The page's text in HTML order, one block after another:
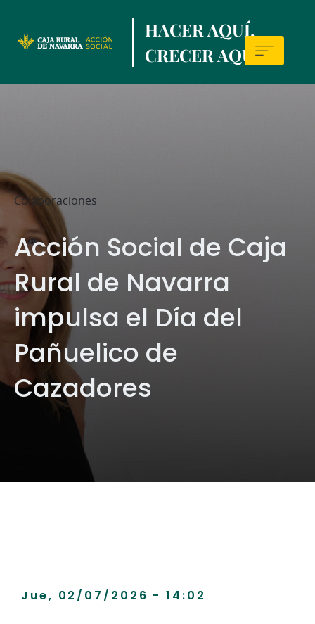
to
contentt
HACER AQUÍ,
CRECER AQUÍ.
Colaboraciones
Acción Social de Caja
Rural de Navarra
impulsa el Día del
Pañuelico de
Cazadores
Jue, 02/07/2026 - 14:02